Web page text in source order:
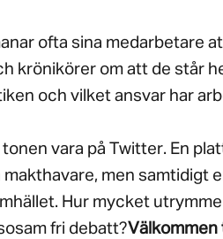
ofta sina medarbetare
krönikörer om att de står
och vilket ansvar har
vara på Twitter. En
men samtidigt
Hur mycket
fri debatt?Välkommen